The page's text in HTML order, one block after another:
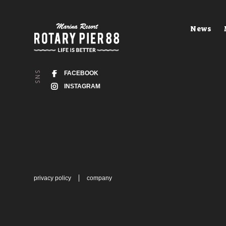
FACEBOOK
INSTAGRAM
News
privacy policy company